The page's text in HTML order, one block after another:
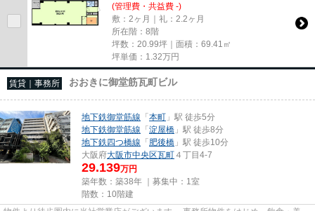
(管理費・共益費 -)
敷：2ヶ月｜礼：2.2ヶ月
所在階：8階
坪数：20.99坪｜面積：69.41㎡
坪単価： 1.32万円
賃貸｜事務所 おおきに御堂筋瓦町ビル
地下鉄御堂筋線 「本町 」駅 徒歩5分
地下鉄御堂筋線 「淀屋橋 」駅 徒歩8分
地下鉄四つ橋線 「肥後橋 」駅 徒歩10分
大阪府大阪市中央区瓦町 ４丁目4-7
29.139万円
築年数：築38年 ｜募集中： 1室
階数：10階建